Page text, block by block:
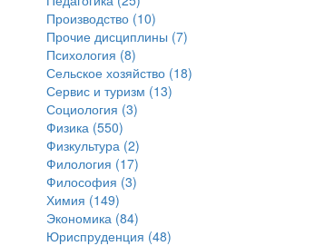
Производство (10)
Прочие дисциплины (7)
Психология (8)
Сельское хозяйство (18)
Сервис и туризм (13)
Социология (3)
Физика (550)
Физкультура (2)
Филология (17)
Философия (3)
Химия (149)
Экономика (84)
Юриспруденция (48)